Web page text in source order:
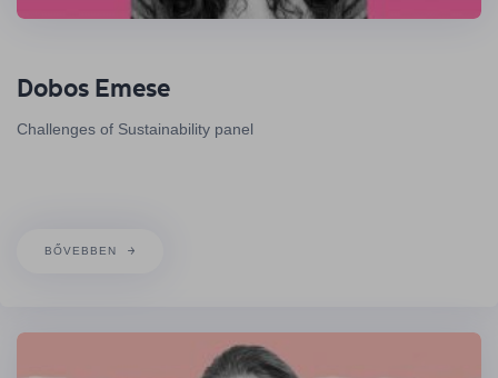
Dobos Emese
Challenges of Sustainability panel
BŐVEBBEN